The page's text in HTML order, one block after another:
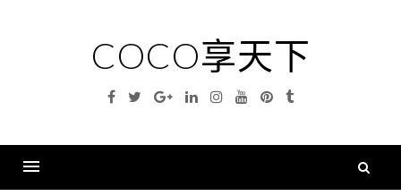
COCO享天下
Facebook
TwitterGoogleLinkedinInstagramYouTubePinterest
Tumblr